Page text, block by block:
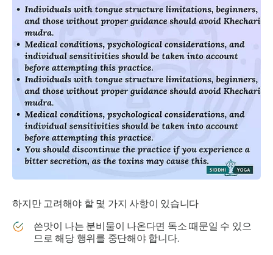
하지만 고려해야 할 몇 가지 사항이 있습니다
쓴맛이 나는 분비물이 나온다면 독소 때문일 수 있으
므로 해당 행위를 중단해야 합니다.